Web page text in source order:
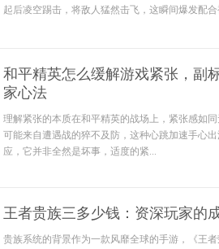
起后凌空踢击，将敌人猛然击飞，这瞬间爆发配
和平精英怎么缓解游戏紧张，副
家心法
理解紧张的本质在和平精英的战场上，紧张感如
可能来自遭遇战的猝不及防，这种心跳加速手心
应，它并非全然是坏事，适度的紧...
王者贵族三多少钱：资深玩家的
贵族系统的背景作为一款风靡全球的手游，《王